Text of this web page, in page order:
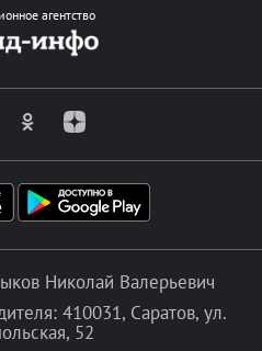
агентство
Николай Валерьевич
410031, Саратов, ул.
52